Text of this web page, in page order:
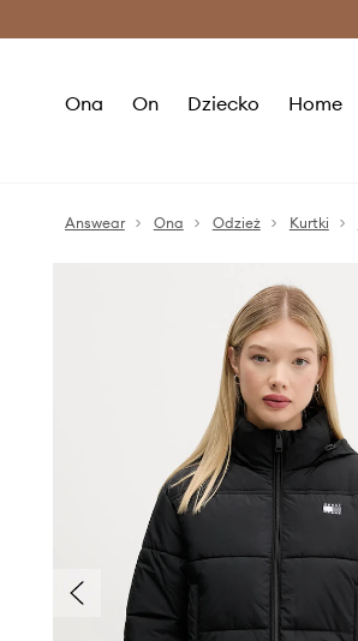
Ona On Dziecko Home
Answear Ona Odzież Kurtki